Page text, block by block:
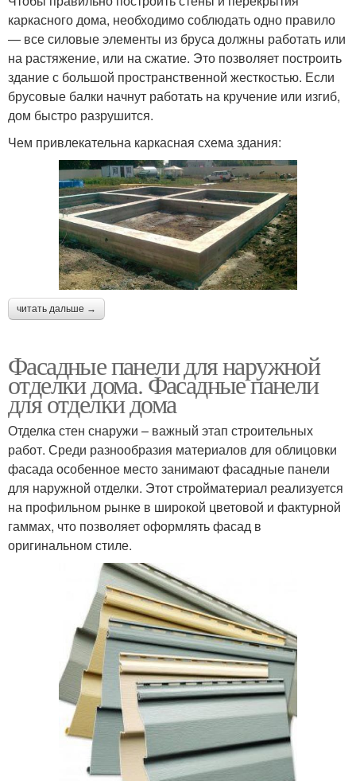
каркасного дома, необходимо соблюдать одно правило
— все силовые элементы из бруса должны работать или
на растяжение, или на сжатие. Это позволяет построить
здание с большой пространственной жесткостью. Если
брусовые балки начнут работать на кручение или изгиб,
дом быстро разрушится.
Чем привлекательна каркасная схема здания:
читать дальше →
Фасадные панели для наружной
отделки дома. Фасадные панели
для отделки дома
Отделка стен снаружи – важный этап строительных
работ. Среди разнообразия материалов для облицовки
фасада особенное место занимают фасадные панели
для наружной отделки. Этот стройматериал реализуется
на профильном рынке в широкой цветовой и фактурной
гаммах, что позволяет оформлять фасад в
оригинальном стиле.